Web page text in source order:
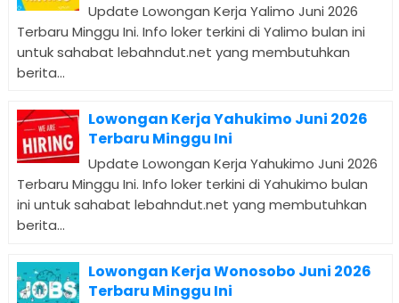
Update Lowongan Kerja Yalimo Juni 2026
Terbaru Minggu Ini. Info loker terkini di Yalimo bulan ini
untuk sahabat lebahndut.net yang membutuhkan
berita...
Lowongan Kerja Yahukimo Juni 2026
Terbaru Minggu Ini
Update Lowongan Kerja Yahukimo Juni 2026
Terbaru Minggu Ini. Info loker terkini di Yahukimo bulan
ini untuk sahabat lebahndut.net yang membutuhkan
berita...
Lowongan Kerja Wonosobo Juni 2026
Terbaru Minggu Ini